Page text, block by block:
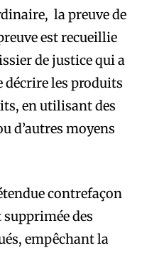
la preuve de
est recueillie
de justice qui a
décrire les produits
en utilisant des
d’autres moyens
contrefaçon
des
empêchant la